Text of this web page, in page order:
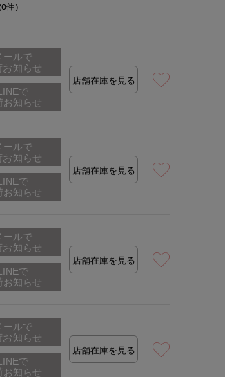
(0件)
ールで
お知らせ
店舗在庫を見る
ールで
お知らせ
店舗在庫を見る
ールで
お知らせ
店舗在庫を見る
ールで
お知らせ
店舗在庫を見る